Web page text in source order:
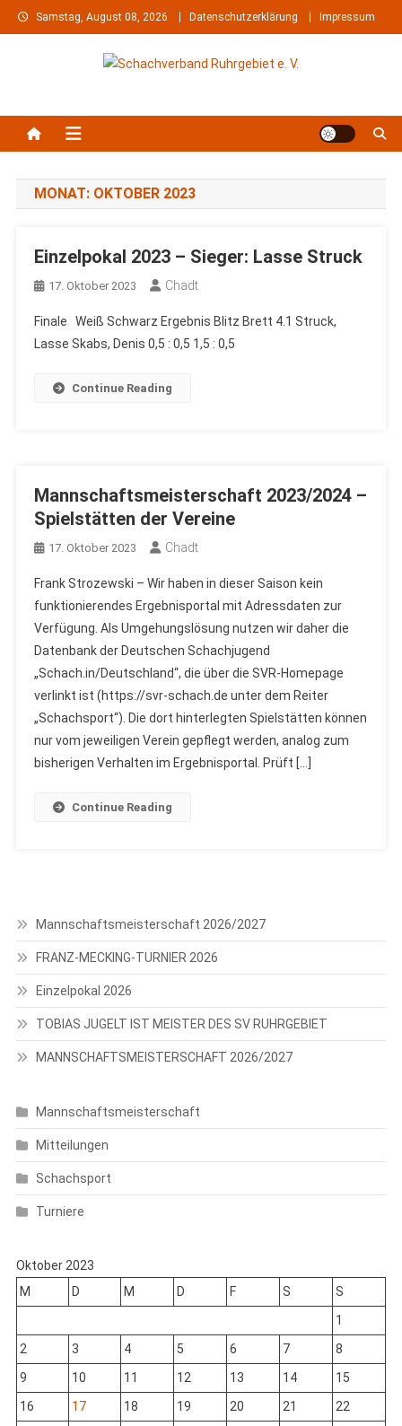
Skip
to
Samstag, August 08, 2026 Datenschutzerklärung Impressum
MONAT: OKTOBER 2023
Einzelpokal 2023 – Sieger: Lasse Struck
17. Oktober 2023 Chadt
Finale Weiß Schwarz Ergebnis Blitz Brett 4.1 Struck,
Lasse Skabs, Denis 0,5 : 0,5 1,5 : 0,5
Continue Reading
Mannschaftsmeisterschaft 2023/2024 –
Spielstätten der Vereine
17. Oktober 2023 Chadt
Frank Strozewski – Wir haben in dieser Saison kein
funktionierendes Ergebnisportal mit Adressdaten zur
Verfügung. Als Umgehungslösung nutzen wir daher die
Datenbank der Deutschen Schachjugend
„Schach.in/Deutschland“, die über die SVR-Homepage
verlinkt ist (https://svr-schach.de unter dem Reiter
„Schachsport“). Die dort hinterlegten Spielstätten können
nur vom jeweiligen Verein gepflegt werden, analog zum
bisherigen Verhalten im Ergebnisportal. Prüft […]
Continue Reading
Mannschaftsmeisterschaft 2026/2027
FRANZ-MECKING-TURNIER 2026
Einzelpokal 2026
TOBIAS JUGELT IST MEISTER DES SV RUHRGEBIET
MANNSCHAFTSMEISTERSCHAFT 2026/2027
Mannschaftsmeisterschaft
Mitteilungen
Schachsport
Turniere
Oktober 2023
M
D M D F S
S
1
2
3 4 5 6 7
8
9
10 11 12 13 14
15
16
17 18 19 20 21
22